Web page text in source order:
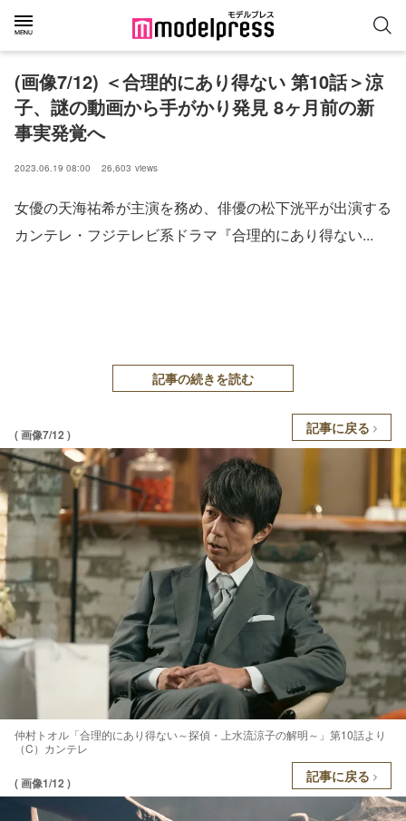
(画像7/12) ＜合理的にあり得ない 第10話＞涼
子、謎の動画から手がかり発見 8ヶ月前の新
事実発覚へ
2023.06.19 08:00 26,603 views
女優の天海祐希が主演を務め、俳優の松下洸平が出演する
カンテレ・フジテレビ系ドラマ『合理的にあり得ない...
記事の続きを読む
( 画像7/12 ) 記事に戻る
仲村トオル「合理的にあり得ない～探偵・上水流涼子の解明～」第10話より
（C）カンテレ
( 画像1/12 ) 記事に戻る